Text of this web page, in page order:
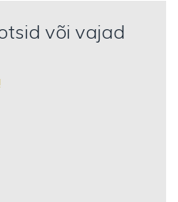
või vajad